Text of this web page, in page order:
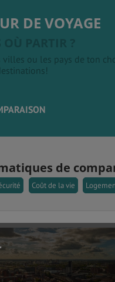
DE VOYAGE
villes ou les pays de ton
de
Coût de la vie